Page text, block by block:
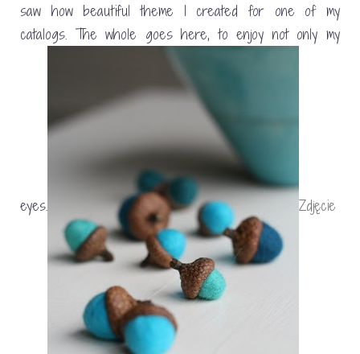
saw how beautiful theme I created for one of my
catalogs. The whole goes here, to enjoy not only my
eyes. Zdjęcie